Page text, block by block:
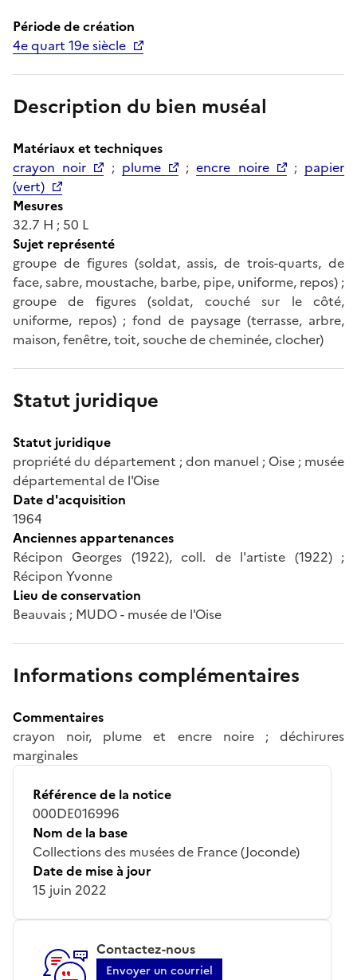
Période de création
4e quart 19e siècle
Description du bien muséal
Matériaux et techniques
crayon noir
; plume ;encre noire ; papier
(vert)
Mesures
32.7 H ; 50 L
Sujet représenté
groupe de figures (soldat, assis, de trois-quarts, de
face, sabre, moustache, barbe, pipe, uniforme, repos) ;
groupe de figures (soldat, couché sur le côté,
uniforme, repos) ; fond de paysage (terrasse, arbre,
maison, fenêtre, toit, souche de cheminée, clocher)
Statut juridique
Statut juridique
propriété du département ; don manuel ; Oise ; musée
départemental de l'Oise
Date d'acquisition
1964
Anciennes appartenances
Récipon Georges (1922), coll. de l'artiste (1922) ;
Récipon Yvonne
Lieu de conservation
Beauvais ; MUDO - musée de l'Oise
Informations complémentaires
Commentaires
crayon noir, plume et encre noire ; déchirures
marginales
Référence de la notice
000DE016996
Nom de la base
Collections des musées de France (Joconde)
Date de mise à jour
15 juin 2022
Contactez-nous
Envoyer un courriel